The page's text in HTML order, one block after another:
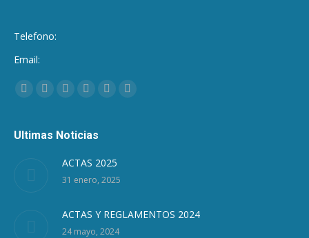
Telefono:
Email:
Encuéntranos en:
Facebook
TwitterGoogle+LinkedinPinterestInstagram
Ultimas Noticias
ACTAS 2025
31 enero, 2025
ACTAS Y REGLAMENTOS 2024
24 mayo, 2024